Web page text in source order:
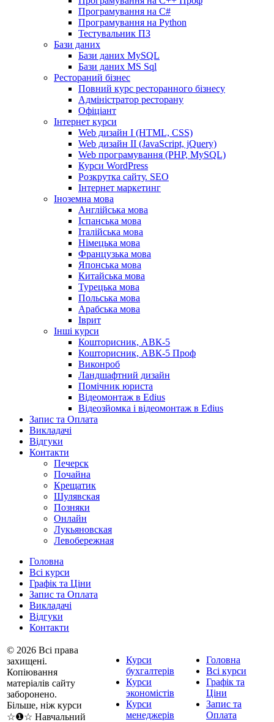
Програмування на C#
Програмування на Python
Тестувальник ПЗ
Бази даних
Бази даних MySQL
Бази даних MS Sql
Рестораний бізнес
Повний курс ресторанного бізнесу
Адміністратор ресторану
Офіціант
Інтернет курси
Web дизайн I (HTML, CSS)
Web дизайн II (JavaScript, jQuery)
Web програмування (PHP, MySQL)
Курси WordPress
Розкрутка сайту. SEO
Інтернет маркетинг
Іноземна мова
Англійська мова
Іспанська мова
Італійська мова
Німецька мова
Французька мова
Японська мова
Китайська мова
Турецька мова
Польська мова
Арабська мова
Іврит
Інші курси
Кошторисник, АВК-5
Кошторисник, АВК-5 Проф
Виконроб
Ландшафтний дизайн
Помічник юриста
Відеомонтаж в Edius
Відеозйомка і відеомонтаж в Edius
Запис та Оплата
Викладачі
Відгуки
Контакти
Печерск
Почайна
Крещатик
Шулявская
Позняки
Онлайн
Лукьяновская
Левобережная
Головна
Всі курси
Графік та Ціни
Запис та Оплата
Викладачі
Відгуки
Контакти
© 2026 Всі права
захищені.
Копіювання
матеріалів сайту
заборонено.
Більше, ніж курси
☆❶☆ Навчальний
Курси
бухгалтерів
Курси
экономістів
Курси
менеджерів
Головна
Всі курси
Графік та
Ціни
Запис та
Оплата